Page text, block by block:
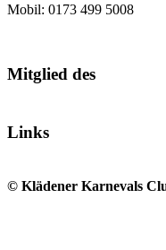
Mobil: 0173 499 5008
Mitglied des
Links
© Klädener Karnevals